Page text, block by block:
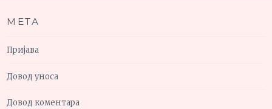
МЕТА
Пријава
Довод уноса
Довод коментара